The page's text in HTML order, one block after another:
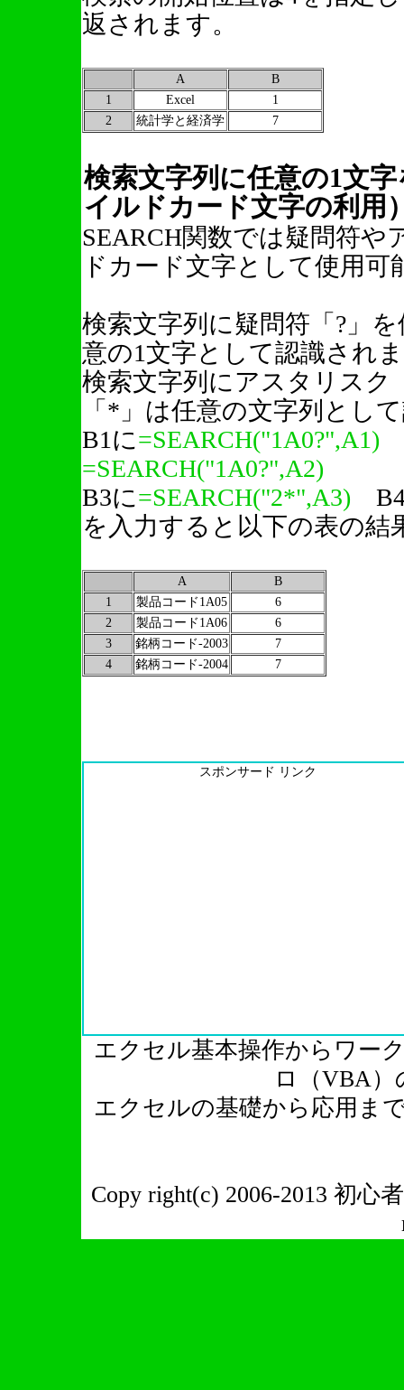
返されます。
A
B
1
Excel
1
2
統計学と経済学 7
検索文字列に任意の1文
イルドカード文字の利用
SEARCH関数では疑問符
ドカード文字として使用可
検索文字列に疑問符「?」
意の1文字として認識され
検索文字列にアスタリスク
「*」は任意の文字列とし
B1に=SEARCH("1A0?",A1)
=SEARCH("1A0?",A2)
B3に=SEARCH("2*",A3)
を入力すると以下の表の結
A
B
1
製品コード1A05
6
2
製品コード1A06
6
3
銘柄コード-2003
7
4
銘柄コード-2004 7
スポンサード リンク
エクセル基本操作からワー
ロ（VBA
エクセルの基礎から応用ま
Copy right(c) 2006-2013 初心